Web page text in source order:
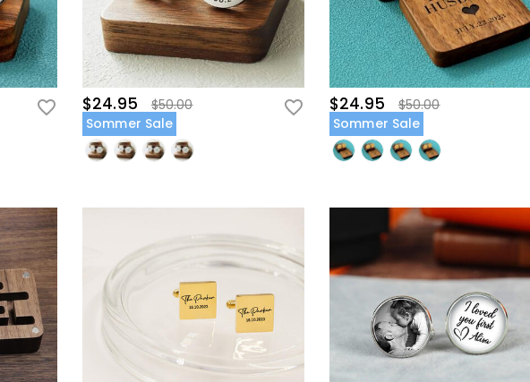
$24.95
$50.00
Sommer Sale
$24.95
$50.00
Sommer Sale